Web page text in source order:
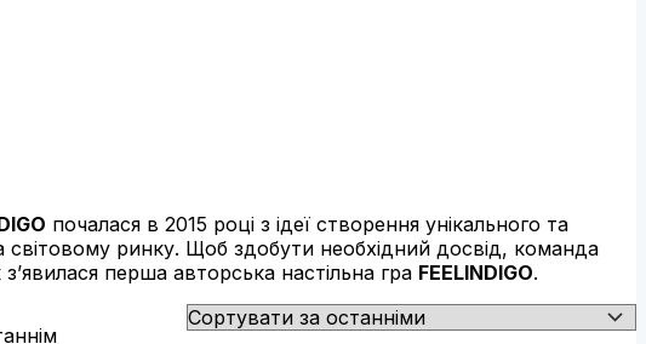
почалася в 2015 році з ідеї створення унікального та
ринку. Щоб здобути необхідний досвід, команда
перша авторська настільна гра FEELINDIGO.